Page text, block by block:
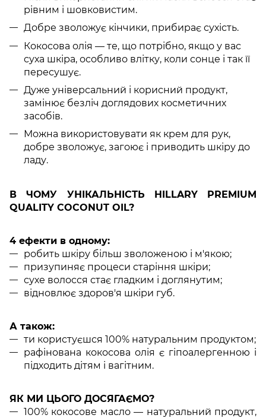
рівним і шовковистим.
Добре зволожує кінчики, прибирає сухість.
Кокосова олія — те, що потрібно, якщо у вас
суха шкіра, особливо влітку, коли сонце і так її
пересушує.
Дуже універсальний і корисний продукт,
замінює безліч доглядових косметичних
засобів.
Можна використовувати як крем для рук,
добре зволожує, загоює і приводить шкіру до
ладу.
В ЧОМУ УНІКАЛЬНІСТЬ HILLARY PREMIUM
QUALITY COCONUT OIL?
4 ефекти в одному:
робить шкіру більш зволоженою і м'якою;
призупиняє процеси старіння шкіри;
сухе волосся стає гладким і доглянутим;
відновлює здоров'я шкіри губ.
А також:
ти користуєшся 100% натуральним продуктом;
рафінована кокосова олія є гіпоалергенною і
підходить дітям і вагітним.
ЯК МИ ЦЬОГО ДОСЯГАЄМО?
100% кокосове масло — натуральний продукт,